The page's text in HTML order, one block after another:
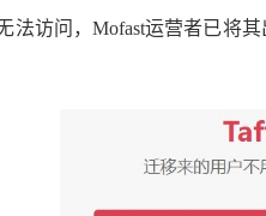
法访问，Mofast运营者已将